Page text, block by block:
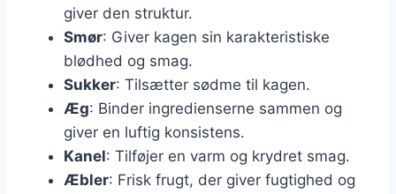
giver den struktur.
Smør: Giver kagen sin karakteristiske
blødhed og smag.
Sukker: Tilsætter sødme til kagen.
Æg: Binder ingredienserne sammen og
giver en luftig konsistens.
Kanel: Tilføjer en varm og krydret smag.
Æbler: Frisk frugt, der giver fugtighed og